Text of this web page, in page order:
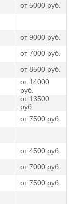
от 5000 руб.
от 9000 руб.
от 7000 руб.
от 8500 руб.
от 14000
руб.
от 13500
руб.
от 7500 руб.
от 4500 руб.
от 7000 руб.
от 7500 руб.